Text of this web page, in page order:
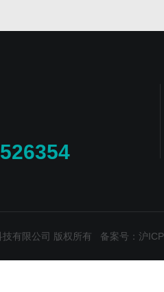
有限公司 版权所有 备案号：沪